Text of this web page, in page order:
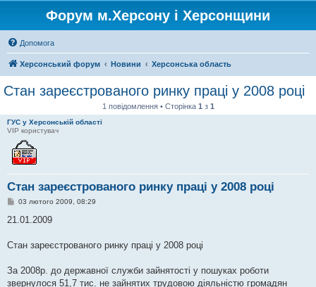
Форум м.Херсону і Херсонщини
Допомога
Херсонський форум Новини Херсонська область
Стан зареєстрованого ринку праці у 2008 році
1 повідомлення • Сторінка 1 з 1
ГУС у Херсонській області
VIP користувач
Стан зареєстрованого ринку праці у 2008 році
П
в
о
е
н
03 лютого 2009, 08:29
21.01.2009
Стан зареєстрованого ринку праці у 2008 році
За 2008р. до державної служби зайнятості у пошуках роботи
звернулося 51,7 тис. не зайнятих трудовою діяльністю громадян